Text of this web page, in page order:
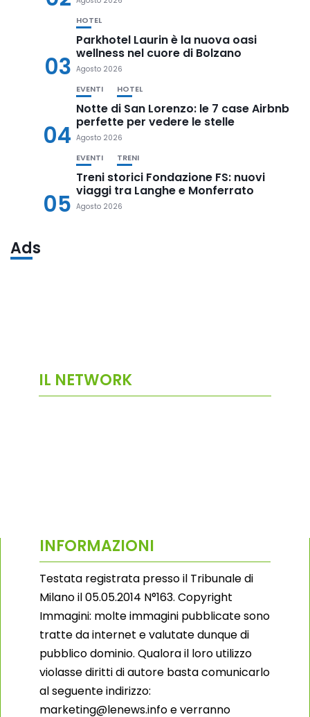
03
HOTEL
Parkhotel Laurin è la nuova oasi
wellness nel cuore di Bolzano
Agosto 2026
04
EVENTI HOTEL
Notte di San Lorenzo: le 7 case Airbnb
perfette per vedere le stelle
Agosto 2026
05
EVENTI TRENI
Treni storici Fondazione FS: nuovi
viaggi tra Langhe e Monferrato
Agosto 2026
Ads
IL NETWORK
INFORMAZIONI
Testata registrata presso il Tribunale di
Milano il 05.05.2014 N°163. Copyright
Immagini: molte immagini pubblicate sono
tratte da internet e valutate dunque di
pubblico dominio. Qualora il loro utilizzo
violasse diritti di autore basta comunicarlo
al seguente indirizzo:
marketing@lenews.info e verranno